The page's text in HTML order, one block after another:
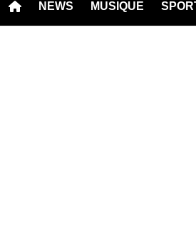
NEWS MUSIQUE